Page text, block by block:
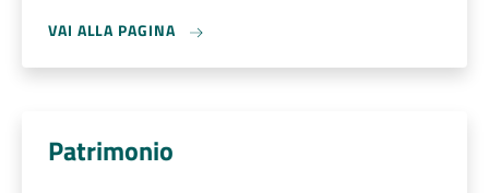
VAI ALLA PAGINA
Patrimonio